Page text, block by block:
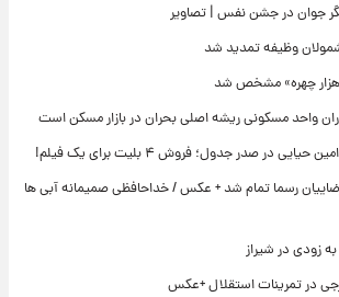
جوان در جشن نفس | تصاویر
وظیفه تمدید شد
چهره» مشخص شد
واحد مسکونی ریشه اصلی بحران در بازار مسکن است
در صدر جدول؛ فروش ۴ بلیت برای یک فیلم!
رسما تمام شد + عکس / خداحافظی صمیمانه آبی ها
زودی در شیراز
در تمرینات استقلال +عکس